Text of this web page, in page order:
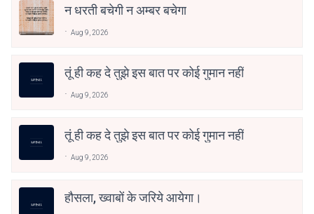
न धरती बचेगी न अम्बर बचेगा
Aug 9, 2026
तूं ही कह दे तुझे इस बात पर कोई गुमान नहीं
Aug 9, 2026
तूं ही कह दे तुझे इस बात पर कोई गुमान नहीं
Aug 9, 2026
हौसला, ख्वाबों के जरिये आयेगा।